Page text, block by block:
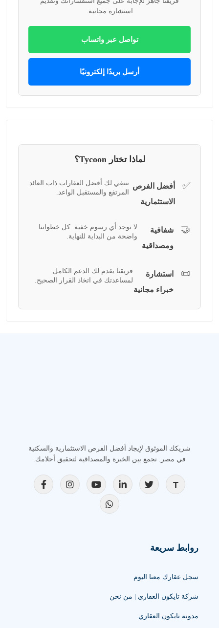
استشارة مجانية.
تواصل عبر واتساب
أرسل بريدًا إلكترونيًا
لماذا تختار Tycoon؟
✅
أفضل الفرص
الاستثمارية
ننتقي لك أفضل العقارات ذات العائد
المرتفع والمستقبل الواعد.
🤝
شفافية
ومصداقية
لا توجد أي رسوم خفية. كل خطواتنا
واضحة من البداية للنهاية.
📜
استشارة
خبراء مجانية
فريقنا يقدم لك الدعم الكامل
لمساعدتك في اتخاذ القرار الصحيح.
شريكك الموثوق لإيجاد أفضل الفرص الاستثمارية والسكنية
في مصر. نجمع بين الخبرة والمصداقية لتحقيق أحلامك.
روابط سريعة
سجل عقارك معنا اليوم
شركة تايكون العقاري | من نحن
مدونة تايكون العقاري